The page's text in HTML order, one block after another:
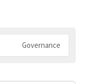
Governance